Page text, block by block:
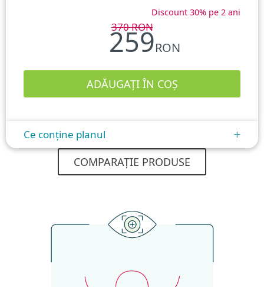
Discount 30% pe 2 ani
370RON
259RON
Ce conține planul +
COMPARAȚIE PRODUSE